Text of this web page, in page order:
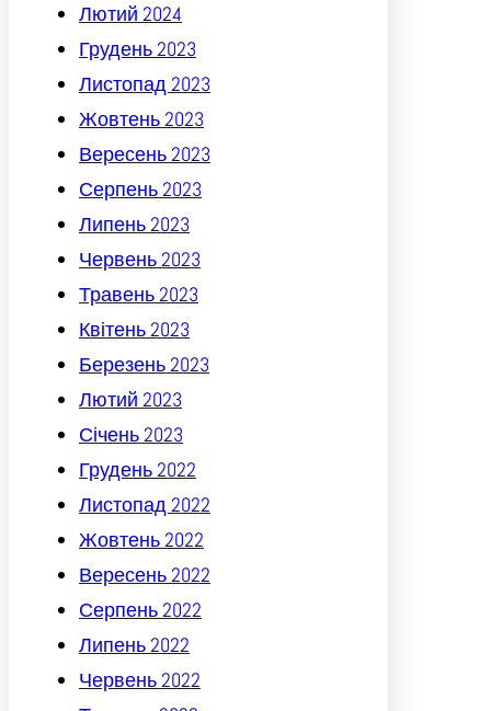
Лютий 2024
Грудень 2023
Листопад 2023
Жовтень 2023
Вересень 2023
Серпень 2023
Липень 2023
Червень 2023
Травень 2023
Квітень 2023
Березень 2023
Лютий 2023
Січень 2023
Грудень 2022
Листопад 2022
Жовтень 2022
Вересень 2022
Серпень 2022
Липень 2022
Червень 2022